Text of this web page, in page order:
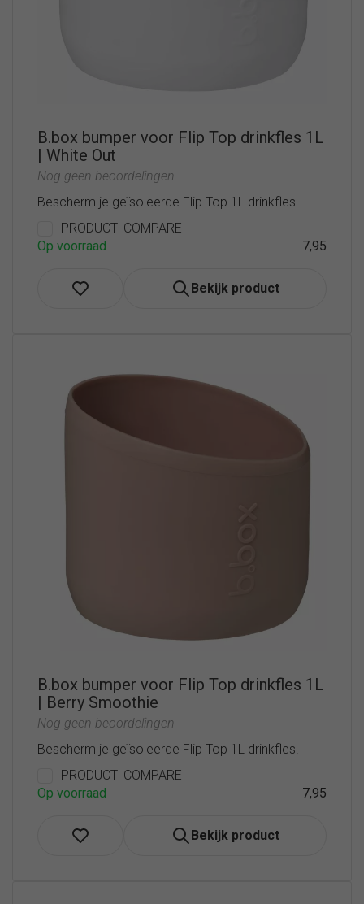
B.box bumper voor Flip Top drinkfles 1L
| White Out
Nog geen beoordelingen
Bescherm je geïsoleerde Flip Top 1L drinkfles!
PRODUCT_COMPARE
Op voorraad
7,95
Bekijk product
B.box bumper voor Flip Top drinkfles 1L
| Berry Smoothie
Nog geen beoordelingen
Bescherm je geïsoleerde Flip Top 1L drinkfles!
PRODUCT_COMPARE
Op voorraad
7,95
Bekijk product